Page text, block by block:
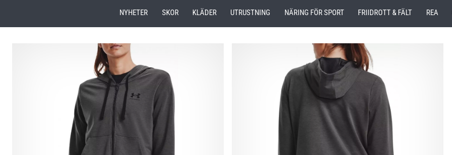
NYHETER SKOR KLÄDER UTRUSTNING NÄRING FÖR SPORT FRIIDROTT & FÄLT REA